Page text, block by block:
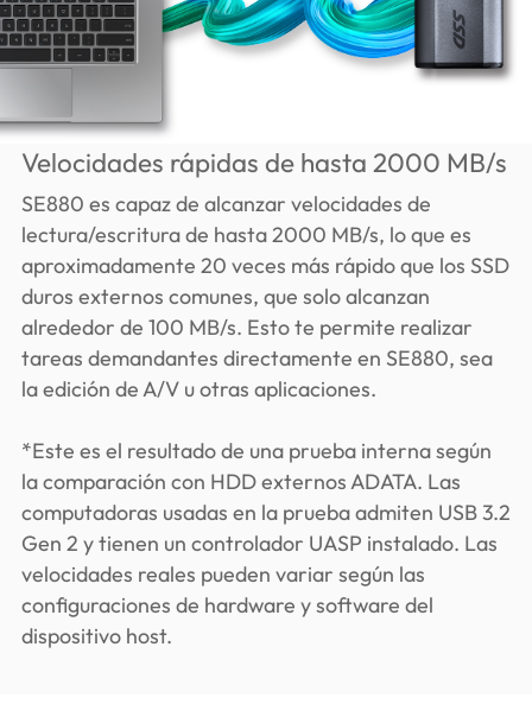
Velocidades rápidas de hasta 2000 MB/s
SE880 es capaz de alcanzar velocidades de
lectura/escritura de hasta 2000 MB/s, lo que es
aproximadamente 20 veces más rápido que los SSD
duros externos comunes, que solo alcanzan
alrededor de 100 MB/s. Esto te permite realizar
tareas demandantes directamente en SE880, sea
la edición de A/V u otras aplicaciones.
*Este es el resultado de una prueba interna según
la comparación con HDD externos ADATA. Las
computadoras usadas en la prueba admiten USB 3.2
Gen 2 y tienen un controlador UASP instalado. Las
velocidades reales pueden variar según las
configuraciones de hardware y software del
dispositivo host.